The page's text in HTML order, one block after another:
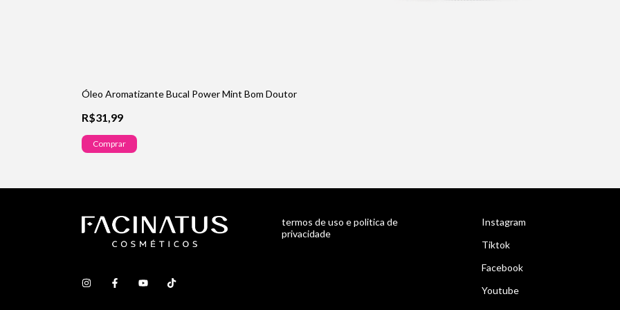
Óleo Aromatizante Bucal Power Mint Bom Doutor
R$31,99
Comprar
termos de uso e politica de
privacidade
Instagram
Tiktok
Facebook
Youtube